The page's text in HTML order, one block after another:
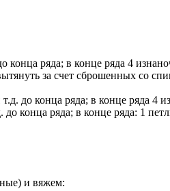
ряда; в конце ряда 4
за счет сброшенных со
до конца ряда; в конце ряда 4
конца ряда; в конце ряда: 1
и вяжем: